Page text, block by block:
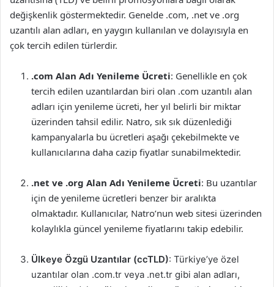
değişkenlik göstermektedir. Genelde .com, .net ve .org
uzantılı alan adları, en yaygın kullanılan ve dolayısıyla en
çok tercih edilen türlerdir.
.com Alan Adı Yenileme Ücreti: Genellikle en çok
tercih edilen uzantılardan biri olan .com uzantılı alan
adları için yenileme ücreti, her yıl belirli bir miktar
üzerinden tahsil edilir. Natro, sık sık düzenlediği
kampanyalarla bu ücretleri aşağı çekebilmekte ve
kullanıcılarına daha cazip fiyatlar sunabilmektedir.
.net ve .org Alan Adı Yenileme Ücreti: Bu uzantılar
için de yenileme ücretleri benzer bir aralıkta
olmaktadır. Kullanıcılar, Natro’nun web sitesi üzerinden
kolaylıkla güncel yenileme fiyatlarını takip edebilir.
Ülkeye Özgü Uzantılar (ccTLD): Türkiye’ye özel
uzantılar olan .com.tr veya .net.tr gibi alan adları,